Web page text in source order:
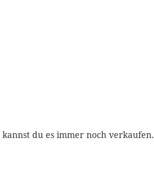
du es immer noch verkaufen.